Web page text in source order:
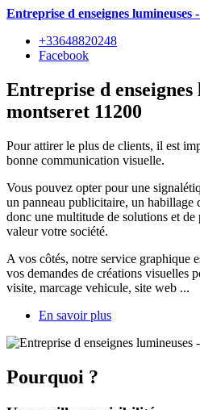
Entreprise d enseignes lumineuses
+33648820248
Facebook
Entreprise d enseignes
montseret 11200
Pour attirer le plus de clients, il est
bonne communication visuelle.
Vous pouvez opter pour une
un panneau publicitaire, un
donc une multitude de solutions et de
valeur votre société.
A vos côtés, notre service graphique
vos demandes de créations visuelles
visite, marcage vehicule, site web ...
En savoir plus
Pourquoi ?